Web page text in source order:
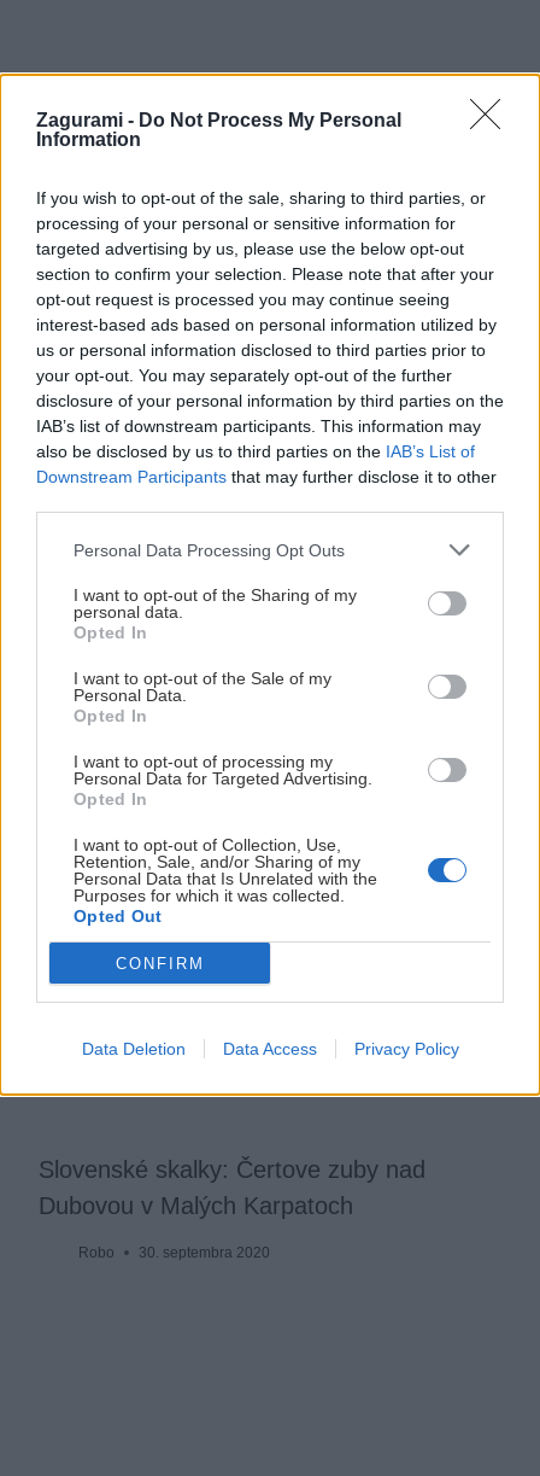
Zagurami - Do Not Process My Personal
Information
If you wish to opt-out of the sale, sharing to third parties, or
processing of your personal or sensitive information for
targeted advertising by us, please use the below opt-out
section to confirm your selection. Please note that after your
opt-out request is processed you may continue seeing
interest-based ads based on personal information utilized by
us or personal information disclosed to third parties prior to
your opt-out. You may separately opt-out of the further
disclosure of your personal information by third parties on the
IAB’s list of downstream participants. This information may
also be disclosed by us to third parties on the IAB’s List of
Downstream Participants that may further disclose it to other
Personal Data Processing Opt Outs
I want to opt-out of the Sharing of my
personal data.
Opted In
I want to opt-out of the Sale of my
Personal Data.
Opted In
I want to opt-out of processing my
Personal Data for Targeted Advertising.
Opted In
I want to opt-out of Collection, Use,
Retention, Sale, and/or Sharing of my
Personal Data that Is Unrelated with the
Purposes for which it was collected.
Opted Out
CONFIRM
Data Deletion Data Access Privacy Policy
Slovenské skalky: Štokeravská vápenka –
Technické sklo
Robo 20. mája 2019
Slovenské skalky: Jelenia skala na Záhorí
Slovenské skalky: Čertove zuby nad
Dubovou v Malých Karpatoch
Robo 30. septembra 2020